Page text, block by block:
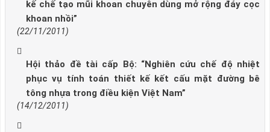
kế chế tạo mũi khoan chuyên dùng mở rộng đáy cọc
khoan nhồi”
(22/11/2011)
Hội thảo đề tài cấp Bộ: “Nghiên cứu chế độ nhiệt
phục vụ tính toán thiết kế kết cấu mặt đường bê
tông nhựa trong điều kiện Việt Nam”
(14/12/2011)